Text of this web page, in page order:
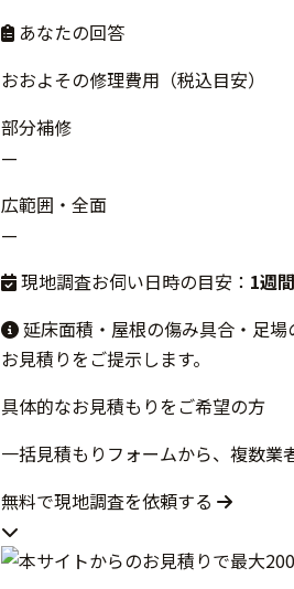
あなたの回答
おおよその修理費用（税込目安）
部分補修
—
広範囲・全面
—
現地調査お伺い日時の目安： 1週
延床面積・屋根の傷み具合・足
お見積りをご提示します。
具体的なお見積もりをご希望の方
一括見積もりフォームから、複数業
無料で現地調査を依頼する